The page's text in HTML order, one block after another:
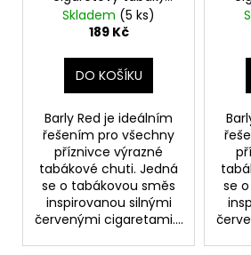
10ml 0mg
Skladem (5 ks)
189 Kč
DO KOŠÍKU
Barly Red je ideálním
řešením pro všechny
příznivce výrazné
tabákové chuti. Jedná
se o tabákovou směs
inspirovanou silnými
červenými cigaretami....
se